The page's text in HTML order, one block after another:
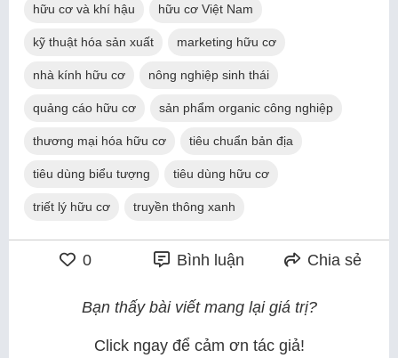
hữu cơ và khí hậu hữu cơ Việt Nam
kỹ thuật hóa sản xuất marketing hữu cơ
nhà kính hữu cơ nông nghiệp sinh thái
quảng cáo hữu cơ sản phẩm organic công nghiệp
thương mại hóa hữu cơ tiêu chuẩn bản địa
tiêu dùng biểu tượng tiêu dùng hữu cơ
triết lý hữu cơ truyền thông xanh
0 Bình luận Chia sẻ
Bạn thấy bài viết mang lại giá trị?
Click ngay để cảm ơn tác giả!